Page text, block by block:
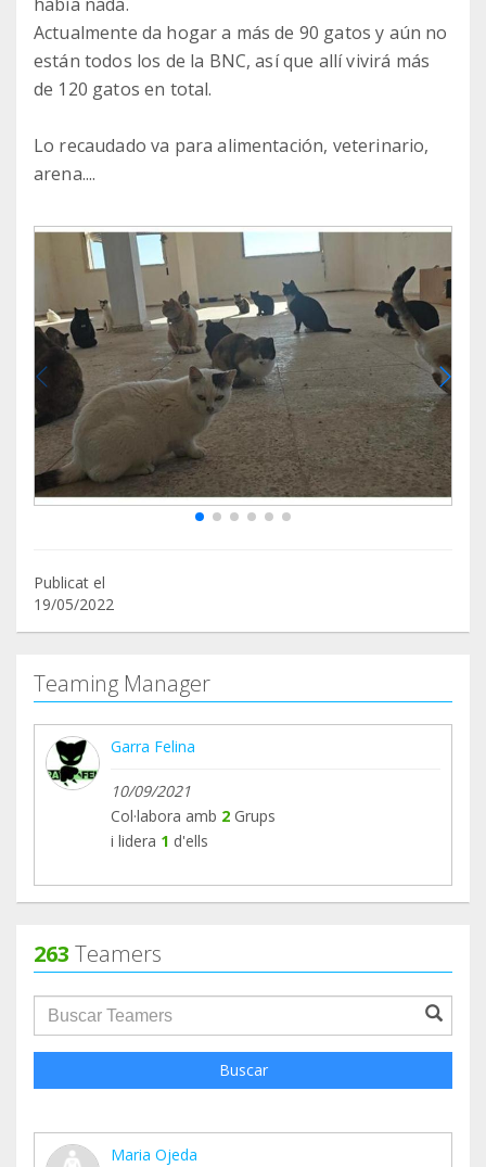
Actualmente da hogar a más de 90 gatos y aún no
están todos los de la BNC, así que allí vivirá más
de 120 gatos en total.
Lo recaudado va para alimentación, veterinario,
arena....
Publicat el
19/05/2022
Teaming Manager
Garra Felina
10/09/2021
Col·labora amb 2 Grups
i lidera 1 d'ells
263 Teamers
groupProfile.searchForm.search.text???
Buscar
Maria Ojeda